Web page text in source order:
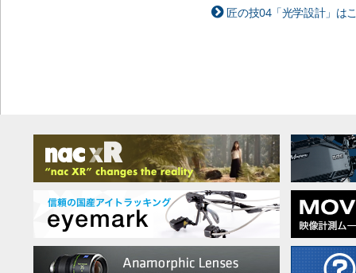
匠の技04「光学設計」は